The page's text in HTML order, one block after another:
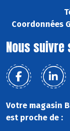
Coordonnées
Nous suivre
Votre magasin
est proche de :